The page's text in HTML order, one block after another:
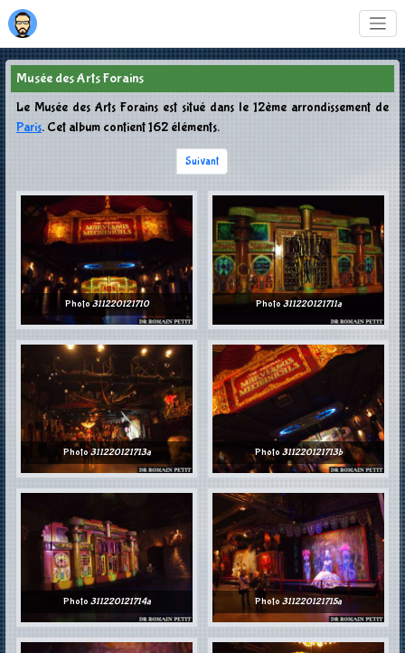
Musée des Arts Forains
Le Musée des Arts Forains est situé dans le 12ème arrondissement de
Paris. Cet album contient 162 éléments.
Suivant
Photo311220121710 Photo311220121711a
Photo311220121713a Photo 311220121713b
Photo 311220121714a Photo 311220121715a